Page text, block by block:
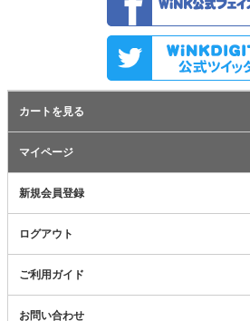
カートを見る
マイページ
新規会員登録
ログアウト
ご利用ガイド
お問い合わせ